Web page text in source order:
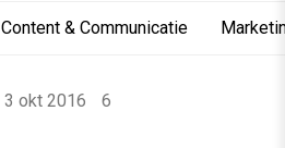
Content & Communicatie
3 okt 2016
6